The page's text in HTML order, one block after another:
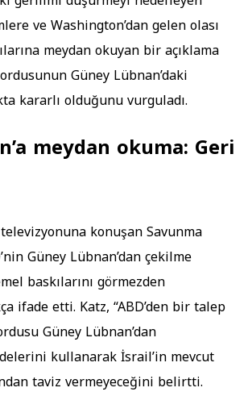
ve Washington’dan gelen olası
meydan okuyan bir açıklama
Güney Lübnan’daki
kararlı olduğunu vurguladı.
meydan okuma: Geri
konuşan Savunma
Güney Lübnan’dan çekilme
baskılarını görmezden
ifade etti. Katz, “ABD’den bir talep
Güney Lübnan’dan
kullanarak İsrail’in mevcut
taviz vermeyeceğini belirtti.